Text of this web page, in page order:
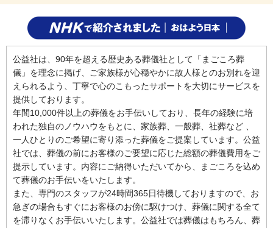
公益社は、90年を超える歴史ある葬儀社として「まごころ葬
儀」を理念に掲げ、ご家族様が心穏やかに故人様とのお別れを迎
えられるよう、丁寧で心のこもったサポートを大切にサービスを
提供しております。
年間10,000件以上の葬儀をお手伝いしており、長年の経験に培
われた独自のノウハウをもとに、家族葬、一般葬、社葬など 、
一人ひとりのご希望に寄り添った葬儀をご提案しています。公益
社では、葬儀の前にお客様のご要望に応じた総額の葬儀費用をご
提示しています。内容にご納得いただいてから、まごころを込め
て葬儀のお手伝いをいたします。
また、専門のスタッフが24時間365日待機しておりますので、お
急ぎの場合もすぐにお客様のお傍に駆けつけ、葬儀に関する全て
を滞りなくお手伝いいたします。公益社では葬儀はもちろん、葬